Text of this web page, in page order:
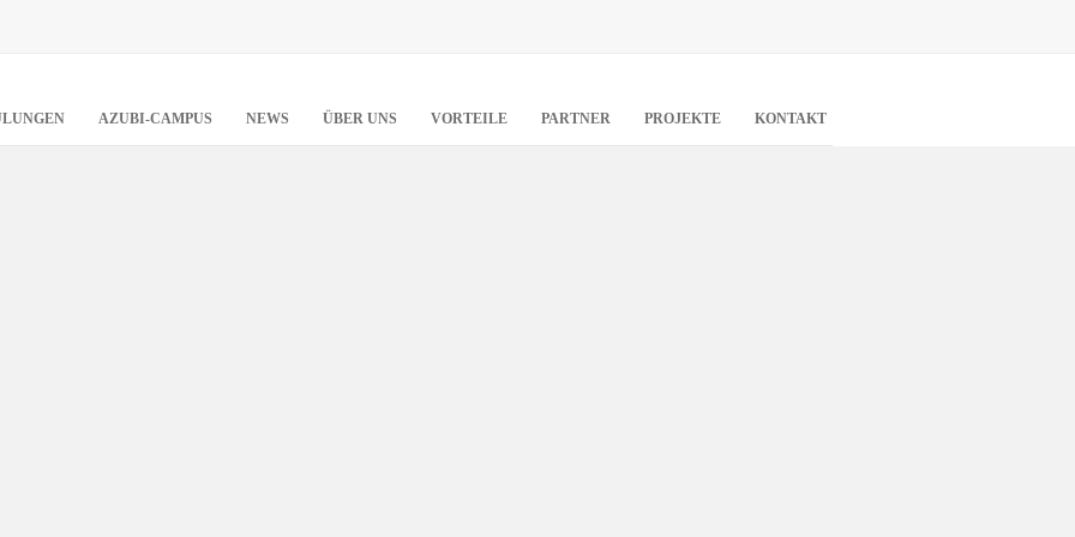
AZUBI-CAMPUS NEWS ÜBER UNS VORTEILE PARTNER PROJEKTE KONTAKT